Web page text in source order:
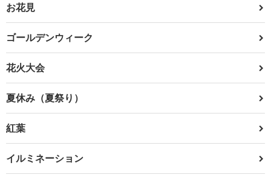
お花見
ゴールデンウィーク
花火大会
夏休み（夏祭り）
紅葉
イルミネーション